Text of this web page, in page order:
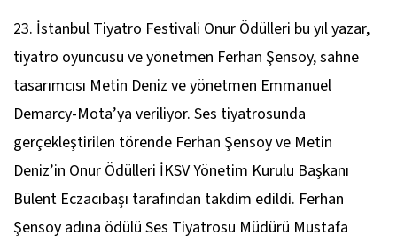
23. İstanbul Tiyatro Festivali Onur Ödülleri bu yıl yazar,
tiyatro oyuncusu ve yönetmen Ferhan Şensoy, sahne
tasarımcısı Metin Deniz ve yönetmen Emmanuel
Demarcy-Mota’ya veriliyor. Ses tiyatrosunda
gerçekleştirilen törende Ferhan Şensoy ve Metin
Deniz’in Onur Ödülleri İKSV Yönetim Kurulu Başkanı
Bülent Eczacıbaşı tarafından takdim edildi. Ferhan
Şensoy adına ödülü Ses Tiyatrosu Müdürü Mustafa